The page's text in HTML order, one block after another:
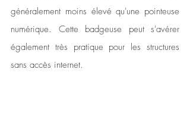
généralement moins élevé qu'une pointeuse
numérique. Cette badgeuse peut s'avérer
également très pratique pour les structures
sans accès internet.